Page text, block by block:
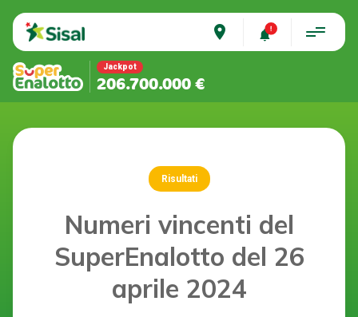
place
Jackpot
206.700.000 €
Risultati
Numeri vincenti del
SuperEnalotto del 26
aprile 2024